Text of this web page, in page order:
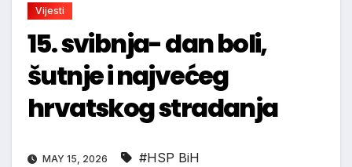
Vijesti
15. svibnja- dan boli,
šutnje i najvećeg
hrvatskog stradanja
MAY 15, 2026 #HSP BiH